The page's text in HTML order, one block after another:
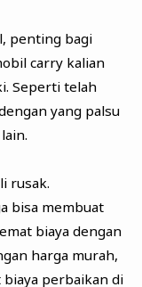
penting bagi
carry kalian
Seperti telah
yang palsu
rusak.
bisa membuat
biaya dengan
harga murah,
perbaikan di